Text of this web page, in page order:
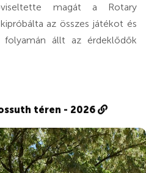
magát a Rotary
az összes játékot és
állt az érdeklődők
téren - 2026